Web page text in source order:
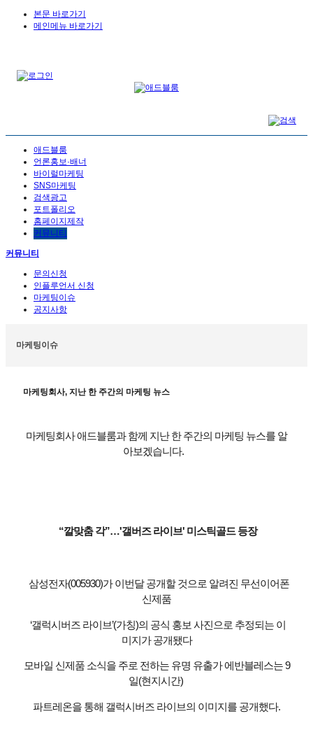
본문 바로가기
메인메뉴 바로가기
애드블룸
언론홍보·배너
바이럴마케팅
SNS마케팅
검색광고
포트폴리오
홈페이지제작
커뮤니티
커뮤니티
문의신청
인플루언서 신청
마케팅이슈
공지사항
마케팅이슈
마케팅회사, 지난 한 주간의 마케팅 뉴스
마케팅회사 애드블룸과 함께 지난 한 주간의 마케팅 뉴스를 알
아보겠습니다.
“깔맞춤 각”…'갤버즈 라이브' 미스틱골드 등장
삼성전자(005930)가 이번달 공개할 것으로 알려진 무선이어폰
신제품
‘갤럭시버즈 라이브’(가칭)의 공식 홍보 사진으로 추정되는 이
미지가 공개됐다
모바일 신제품 소식을 주로 전하는 유명 유출가 에반블레스는 9
일(현지시간)
파트레온을 통해 갤럭시버즈 라이브의 이미지를 공개했다.